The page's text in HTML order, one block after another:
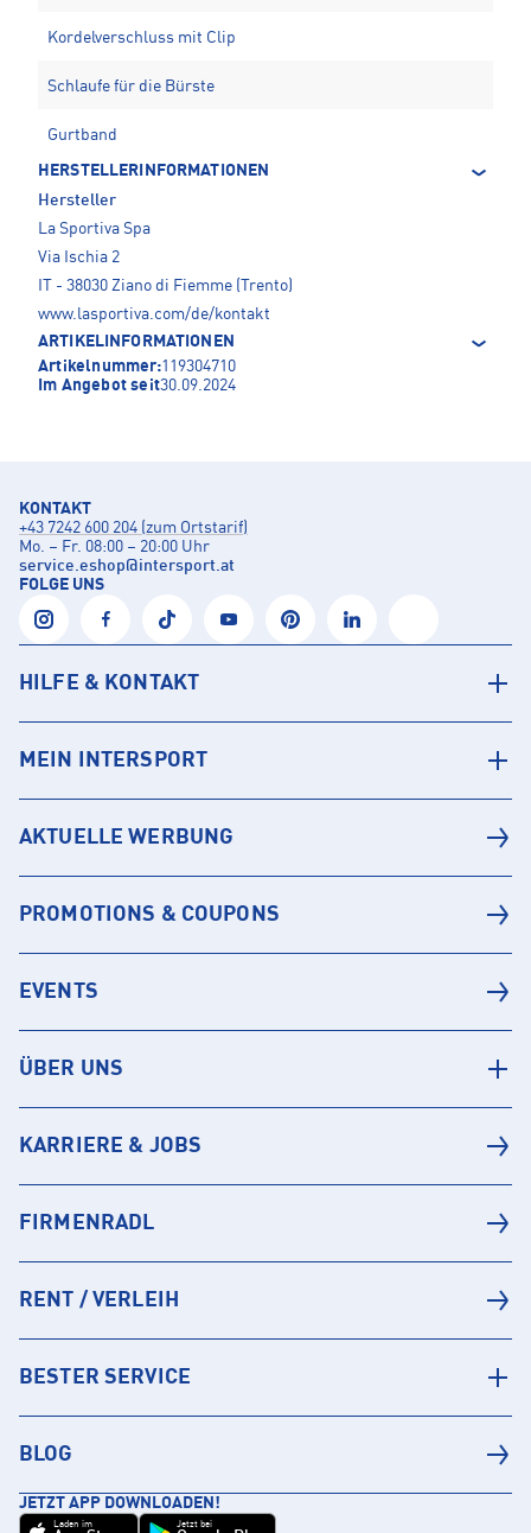
Kordelverschluss mit Clip
Schlaufe für die Bürste
Gurtband
HERSTELLERINFORMATIONEN
Hersteller
La Sportiva Spa
Via Ischia 2
IT - 38030 Ziano di Fiemme (Trento)
www.lasportiva.com/de/kontakt
ARTIKELINFORMATIONEN
Artikelnummer:119304710
Im Angebot seit30.09.2024
KONTAKT
+43 7242 600 204 (zum Ortstarif)
Mo. – Fr. 08:00 – 20:00 Uhr
service.eshop@intersport.at
FOLGE UNS
HILFE & KONTAKT
MEIN INTERSPORT
AKTUELLE WERBUNG
PROMOTIONS & COUPONS
EVENTS
ÜBER UNS
KARRIERE & JOBS
FIRMENRADL
RENT / VERLEIH
BESTER SERVICE
BLOG
JETZT APP DOWNLOADEN!
Laden im Jetzt bei